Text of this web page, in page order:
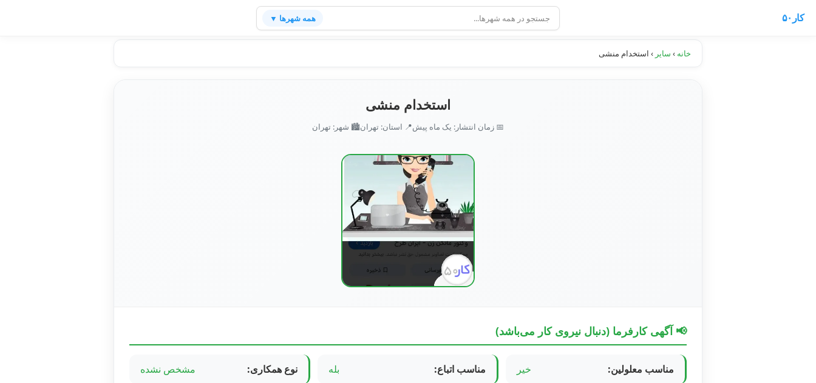
کار۵۰ همه شهرها ▼
خانه › سایر › استخدام منشی
استخدام منشی
📅 زمان انتشار: یک ماه پیش📍 استان: تهران🏙️ شهر: تهران
📢 آگهی کارفرما (دنبال نیروی کار می‌باشد)
مناسب معلولین: خیر مناسب اتباع: بله نوع همکاری: مشخص نشده